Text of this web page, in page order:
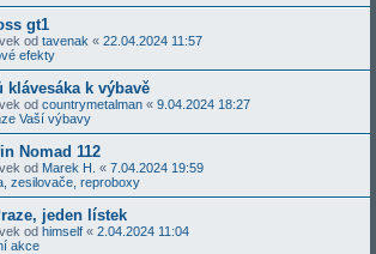
gt1
od tavenak « 22.04.2024 11:57
efekty
klávesáka k výbavě
od countrymetalman « 9.04.2024 18:27
Vaší výbavy
Nomad 112
od Marek H. « 7.04.2024 19:59
zesilovače, reproboxy
jeden lístek
od himself « 2.04.2024 11:04
akce